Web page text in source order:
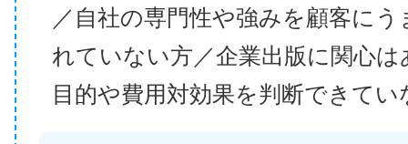
／自社の専門性や強みを顧客に
れていない方／企業出版に関心
目的や費用対効果を判断できてい